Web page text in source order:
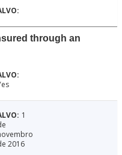
through an
1
2016